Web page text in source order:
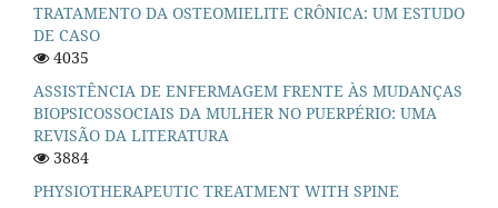
TRATAMENTO DA OSTEOMIELITE CRÔNICA: UM ESTUDO
DE CASO
4035
ASSISTÊNCIA DE ENFERMAGEM FRENTE ÀS MUDANÇAS
BIOPSICOSSOCIAIS DA MULHER NO PUERPÉRIO: UMA
REVISÃO DA LITERATURA
3884
PHYSIOTHERAPEUTIC TREATMENT WITH SPINE